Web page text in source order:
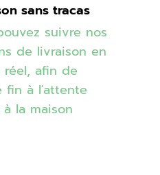
sans tracas
suivre nos
de livraison en
afin de
fin à l'attente
la maison